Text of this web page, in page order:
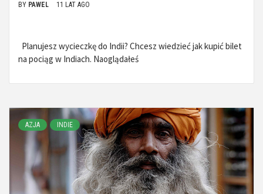
BY PAWEL 11 LAT AGO
Planujesz wycieczkę do Indii? Chcesz wiedzieć jak kupić bilet
na pociąg w Indiach. Naoglądałeś
AZJA INDIE